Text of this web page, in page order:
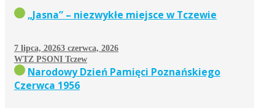
„Jasna” – niezwykłe miejsce w Tczewie
7 lipca, 20263 czerwca, 2026
WTZ PSONI Tczew
Narodowy Dzień Pamięci Poznańskiego
Czerwca 1956